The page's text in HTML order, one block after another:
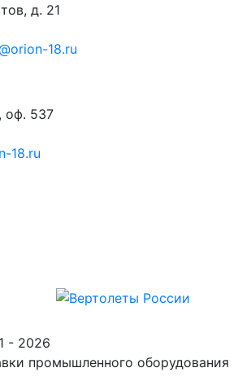
д. 21
18.ru
оф. 537
18.ru
- 2026
промышленного оборудования